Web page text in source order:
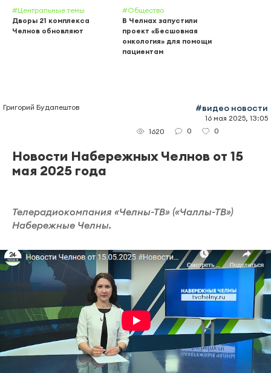
#Центральные темы
Дворы 21 комплекса
Челнов обновляют
#Общество
В Челнах запустили
проект «Бесшовная
онкология» для помощи
пациентам
Григорий Будапештов #видео новости
16 мая 2025, 13:05
1620
0 0
Новости Набережных Челнов от 15
мая 2025 года
Телерадиокомпания «Челны-ТВ» («Чаллы-ТВ»)
Набережные Челны.